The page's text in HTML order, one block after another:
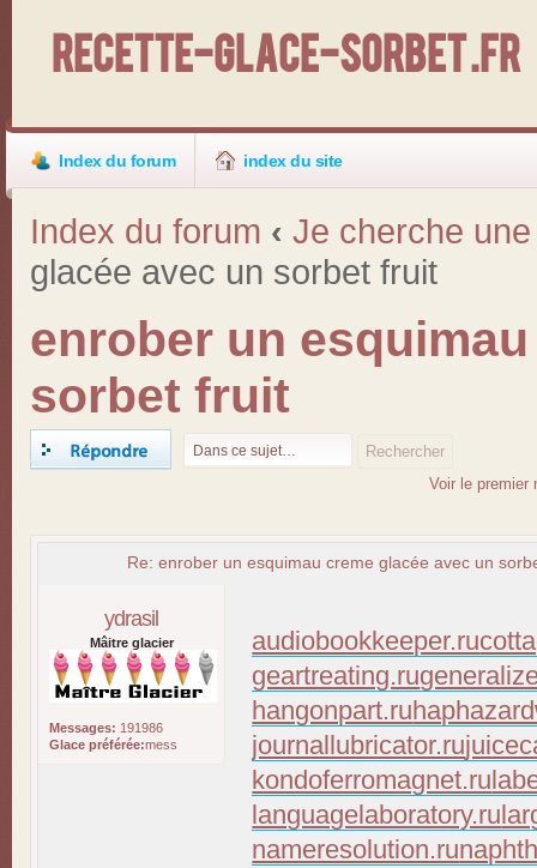
Recette-Glace-Sorbet .fr
Index du forum index du site
Index du forum ‹ Je cherche
glacée avec un sorbet fruit
enrober un
sorbet fruit
Voir le premier
Re: enrober un esquimau creme glacée avec un
ydrasil
Mâitre glacier
Messages: 191986
Glace préférée:mess
audiobookkeeper.ru
geartreating.ru
hangonpart.ru
journallubricator.ru
kondoferromagnet.ru
languagelaboratory.ru
nameresolution.ru